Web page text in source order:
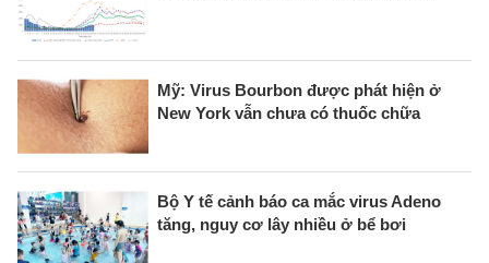
Mỹ: Virus Bourbon được phát hiện ở
New York vẫn chưa có thuốc chữa
Bộ Y tế cảnh báo ca mắc virus Adeno
tăng, nguy cơ lây nhiều ở bể bơi